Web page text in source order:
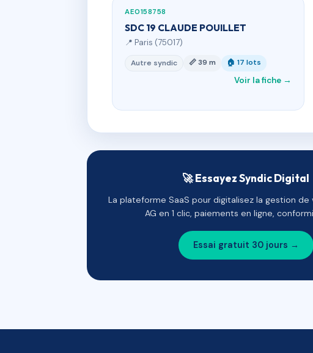
AE0158758
SDC 19 CLAUDE POUILLET
📍 Paris (75017)
Autre syndic 📏 39 m 🏠 17 lots
Voir la fiche →
🚀 Essayez Syndic Digital
La plateforme SaaS pour digitalisez la gestion
AG en 1 clic, paiements en ligne,
Essai gratuit 30 jours →